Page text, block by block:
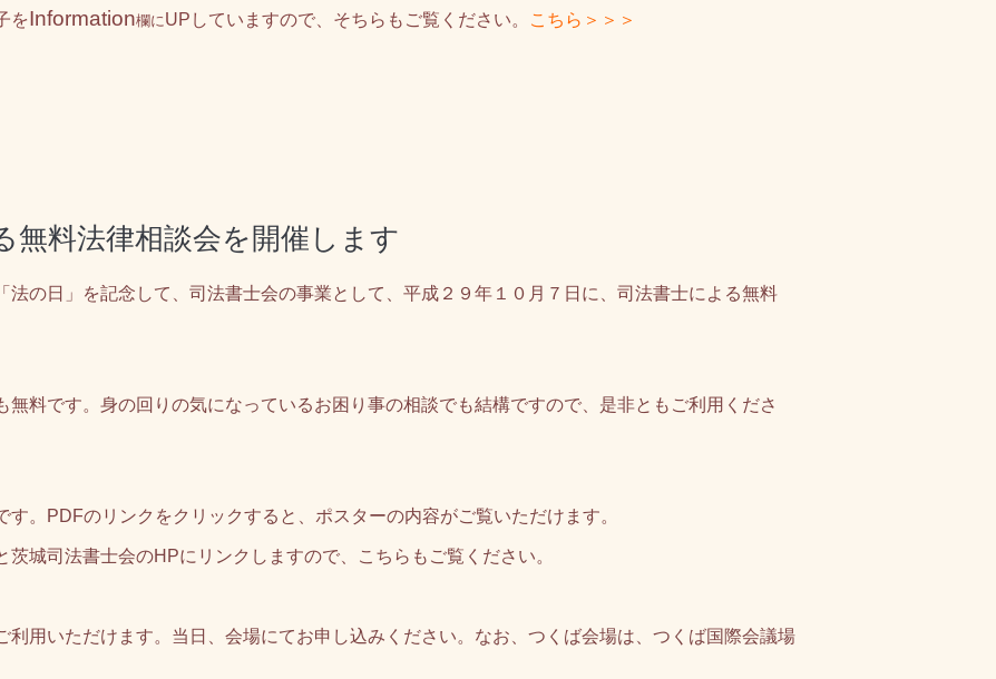
をInformation欄にUP していますので、そちらもご覧ください。 こちら＞＞＞
無料法律相談会を開催します
法の日」を記念して、 司法書士会の事業として、 平成２９年１０月７日に、司法書士による無料
料です。身の回りの気になっているお困り事の相談でも結構ですので、是非ともご利用くださ
。PDFのリンクをクリックすると、ポスターの内容がご覧いただけます。
城司法書士会のHPにリンクしますので、こちらもご覧ください。
用いただけます。当日、会場にてお申し込みください。なお、つくば会場は、つくば国際会議場